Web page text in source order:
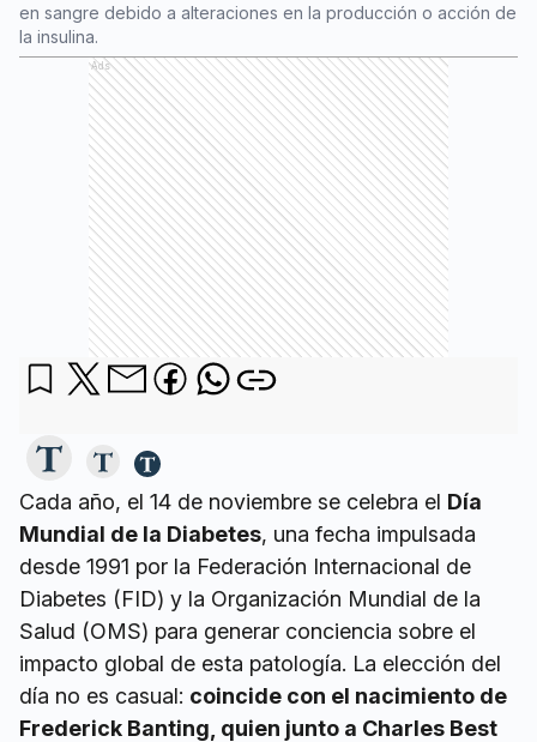
en sangre debido a alteraciones en la producción o acción de
la insulina.
Ads
Cada año, el 14 de noviembre se celebra el Día
Mundial de la Diabetes, una fecha impulsada
desde 1991 por la Federación Internacional de
Diabetes (FID) y la Organización Mundial de la
Salud (OMS) para generar conciencia sobre el
impacto global de esta patología. La elección del
día no es casual: coincide con el nacimiento de
Frederick Banting, quien junto a Charles Best